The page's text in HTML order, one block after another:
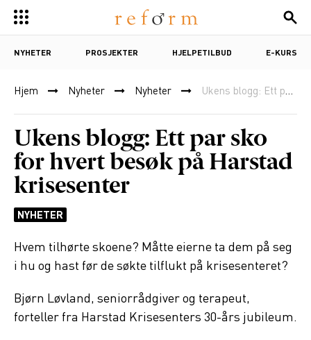
NYHETER PROSJEKTER HJELPETILBUD E-KURS
Hjem Nyheter Nyheter Ukens blogg: Ett par sko for hvert besøk på Harstad krisesenter
Ukens blogg: Ett par sko
for hvert besøk på Harstad
krisesenter
NYHETER
Hvem tilhørte skoene? Måtte eierne ta dem på seg
i hu og hast før de søkte tilflukt på krisesenteret?
Bjørn Løvland, seniorrådgiver og terapeut,
forteller fra Harstad Krisesenters 30-års jubileum.